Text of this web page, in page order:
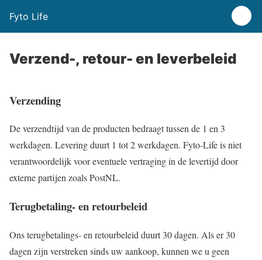
Fyto Life
Verzend-, retour- en leverbeleid
Verzending
De verzendtijd van de producten bedraagt tussen de 1 en 3
werkdagen. Levering duurt 1 tot 2 werkdagen. Fyto-Life is niet
verantwoordelijk voor eventuele vertraging in de levertijd door
externe partijen zoals PostNL.
Terugbetaling- en retourbeleid
Ons terugbetalings- en retourbeleid duurt 30 dagen. Als er 30
dagen zijn verstreken sinds uw aankoop, kunnen we u geen